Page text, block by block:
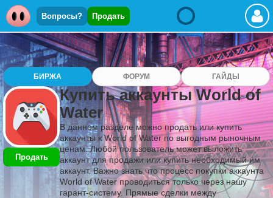
Вопросы? Продать
БИРЖА ФОРУМ ГАЙДЫ
Продать
Купить аккаунты World of
Water
В данном разделе можно продать или купить
аккаунты к World of Water по выгодным рыночным
ценам. Любой пользователь может выложить
аккаунт для продажи или купить необходимый им
аккаунт. Важно знать что процесс покупки аккаунта
World of Water проводиться только через нашу
гарант-систему. Прямые сделки между